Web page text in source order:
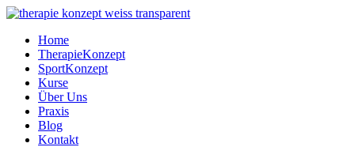
Zum
springenHome
TherapieKonzept
SportKonzept
Kurse
Über Uns
Praxis
Blog
Kontakt